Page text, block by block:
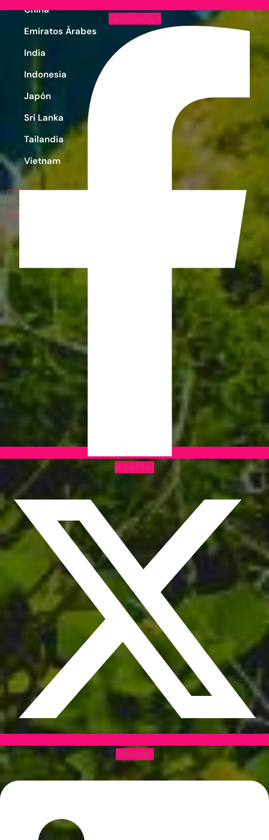
China
Emiratos Árabes
India
Indonesia
Japón
Sri Lanka
Tailandia
Vietnam
X
Facebook-f
X-twitter
Linkedin